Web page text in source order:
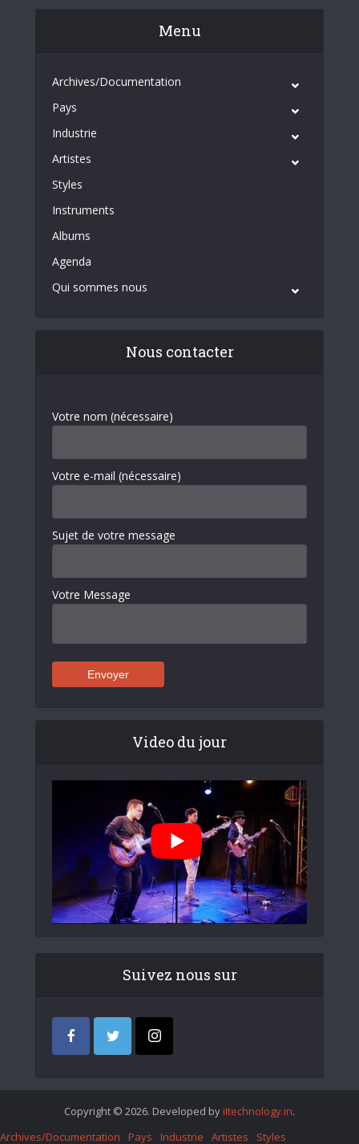
Menu
Archives/Documentation
Pays
Industrie
Artistes
Styles
Instruments
Albums
Agenda
Qui sommes nous
Nous contacter
Votre nom (nécessaire)
Votre e-mail (nécessaire)
Sujet de votre message
Votre Message
Video du jour
Suivez nous sur
Copyright © 2026. Developed by iItechnology.in.
Archives/Documentation
Pays Industrie Artistes Styles